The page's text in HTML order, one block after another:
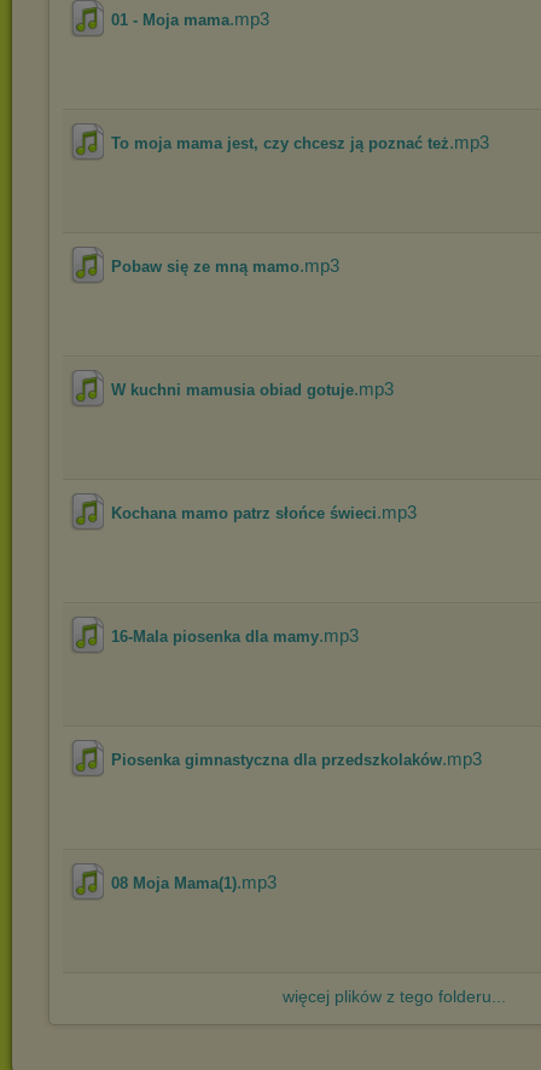
01 - Moja mama.mp3
To moja mama jest, czy chcesz ją poznać też.mp3
Pobaw się ze mną mamo.mp3
W kuchni mamusia obiad gotuje.mp3
Kochana mamo patrz słońce świeci.mp3
16-Mala piosenka dla mamy.mp3
Piosenka gimnastyczna dla przedszkolaków.mp3
08 Moja Mama(1).mp3
więcej plików z tego folderu...